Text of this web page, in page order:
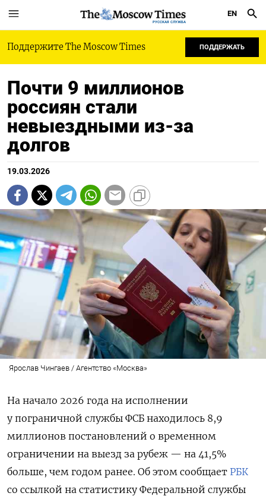
РУССКАЯ СЛУЖБА
EN
Поддержите The Moscow Times ПОДДЕРЖАТЬ
Почти 9 миллионов
россиян стали
невыездными из-за
долгов
19.03.2026
Ярослав Чингаев / Агентство «Москва»
На начало 2026 года на исполнении
у пограничной службы ФСБ находилось 8,9
миллионов постановлений о временном
ограничении на выезд за рубеж — на 41,5%
больше, чем годом ранее. Об этом сообщает РБК
со ссылкой на статистику Федеральной службы